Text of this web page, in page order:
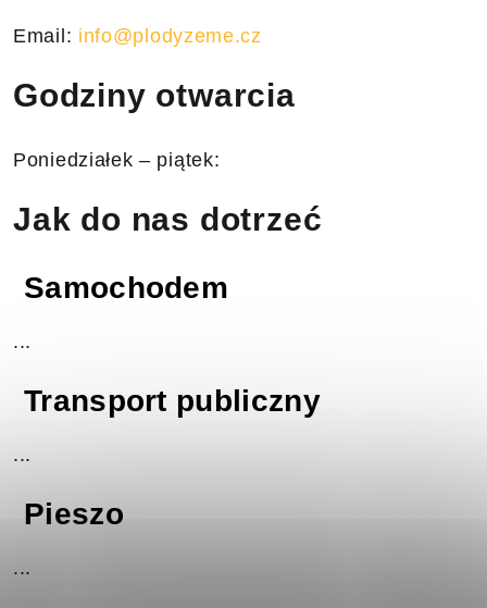
Email: info@plodyzeme.cz
Godziny otwarcia
Poniedziałek – piątek:
Jak do nas dotrzeć
Samochodem
...
Transport publiczny
...
Pieszo
...